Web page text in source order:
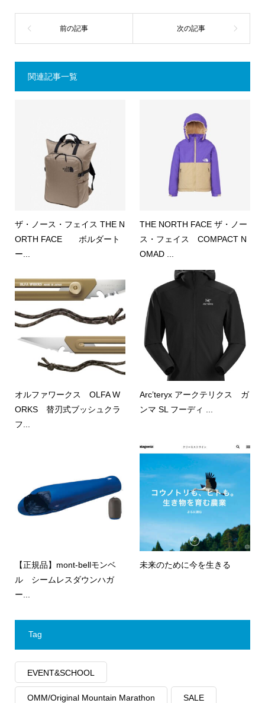
関連記事一覧
ザ・ノース・フェイス THE N
ORTH FACE ボルダート
ー...
THE NORTH FACE ザ・ノー
ス・フェイス COMPACT N
OMAD ...
オルファワークス OLFA W
ORKS 替刃式ブッシュクラ
フ...
Arc’teryx アークテリクス ガ
ンマ SL フーディ ...
【正規品】mont-bellモンベ
ル シームレスダウンハガ
ー...
未来のために今を生きる
Tag
EVENT&SCHOOL
OMM/Original Mountain Marathon SALE